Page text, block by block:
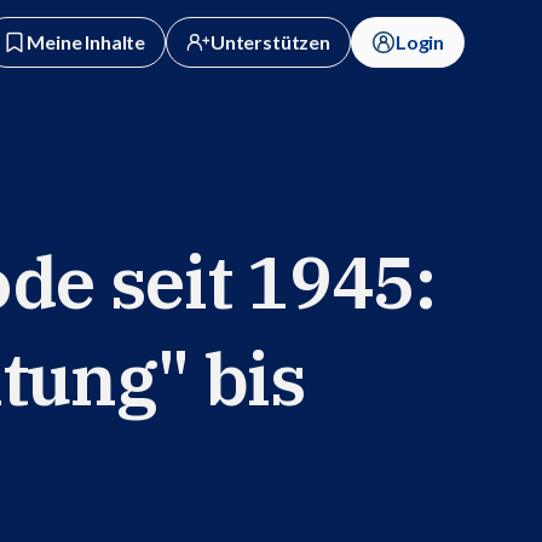
Meine Inhalte Unterstützen Login
seit 1945:
bis